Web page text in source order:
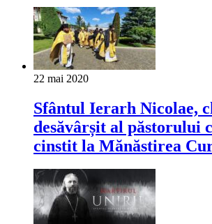
22 mai 2020
Sfântul Ierarh Nicolae,
desăvârșit al păstorului
cinstit la Mănăstirea